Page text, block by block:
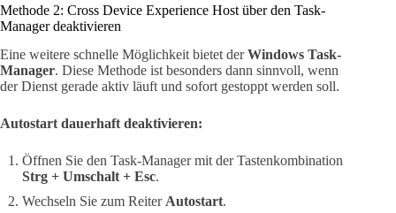
Methode 2: Cross Device Experience Host über den Task-
Manager deaktivieren
Eine weitere schnelle Möglichkeit bietet derWindows Task-
Manager. Diese Methode ist besonders dann sinnvoll, wenn
der Dienst gerade aktiv läuft und sofort gestoppt werden soll.
Autostart dauerhaft deaktivieren:
Öffnen Sie den Task-Manager mit der Tastenkombination
Strg + Umschalt + Esc.
Wechseln Sie zum Reiter Autostart.